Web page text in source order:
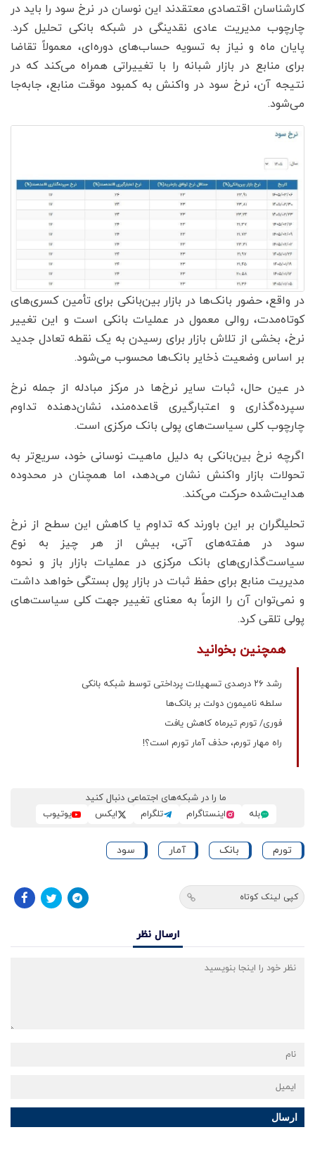
کارشناسان اقتصادی معتقدند این نوسان در نرخ سود را باید در
چارچوب مدیریت عادی نقدینگی در شبکه بانکی تحلیل کرد.
پایان ماه و نیاز به تسویه حساب‌های دوره‌ای، معمولاً تقاضا
برای منابع در بازار شبانه را با تغییراتی همراه می‌کند که در
نتیجه آن، نرخ سود در واکنش به کمبود موقت منابع، جابه‌جا
می‌شود.
در واقع، حضور بانک‌ها در بازار بین‌بانکی برای تأمین کسری‌های
کوتاه‌مدت، روالی معمول در عملیات بانکی است و این تغییر
نرخ، بخشی از تلاش بازار برای رسیدن به یک نقطه تعادل جدید
بر اساس وضعیت ذخایر بانک‌ها محسوب می‌شود.
در عین حال، ثبات سایر نرخ‌ها در مرکز مبادله از جمله نرخ
سپرده‌گذاری و اعتبارگیری قاعده‌مند، نشان‌دهنده تداوم
چارچوب کلی سیاست‌های پولی بانک مرکزی است.
اگرچه نرخ بین‌بانکی به دلیل ماهیت نوسانی خود، سریع‌تر به
تحولات بازار واکنش نشان می‌دهد، اما همچنان در محدوده
هدایت‌شده حرکت می‌کند.
تحلیلگران بر این باورند که تداوم یا کاهش این سطح از نرخ
سود در هفته‌های آتی، بیش از هر چیز به نوع
سیاست‌گذاری‌های بانک مرکزی در عملیات بازار باز و نحوه
مدیریت منابع برای حفظ ثبات در بازار پول بستگی خواهد داشت
و نمی‌توان آن را الزماً به معنای تغییر جهت کلی سیاست‌های
پولی تلقی کرد.
همچنین بخوانید
رشد ۲۶ درصدی تسهیلات پرداختی توسط شبکه بانکی
سلطه نامیمون دولت بر بانک‌ها
فوری/ تورم تیرماه کاهش یافت
راه مهار تورم، حذف آمار تورم است؟!
ما را در شبکه‌های اجتماعی دنبال کنید
بله
اینستاگرام تلگرام ایکس یوتیوب
تورم بانک آمار سود
کپی لینک کوتاه
ارسال نظر
ارسال